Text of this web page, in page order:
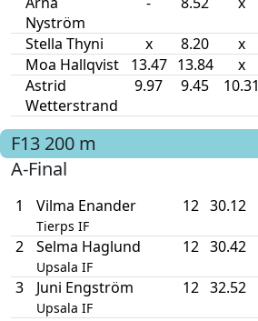
Nyström
Stella Thyni x 8.20 x
Moa Hallqvist
13.47 13.84 x
Astrid
Wetterstrand
9.97 9.45 10.31
F13 200 m
A-Final
1 Vilma Enander
Tierps IF
12 30.12
2 Selma Haglund
Upsala IF
12 30.42
3 Juni Engström
Upsala IF
12 32.52